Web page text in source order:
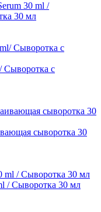
30 ml /
30 мл
Сыворотка с
сыворотка 30
/ Сыворотка 30 мл